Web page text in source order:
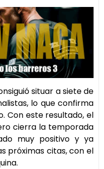
situar a siete de
lo que confirma
Con este resultado, el
cierra la temporada
muy positivo y ya
próximas citas, con el